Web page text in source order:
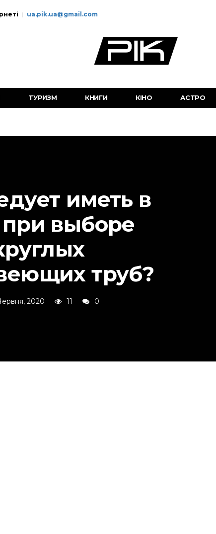
ua.pik.ua@gmail.com
ТУРИЗМ КНИГИ КІНО АСТРО
иметь в
выборе
труб?
2020 11 0